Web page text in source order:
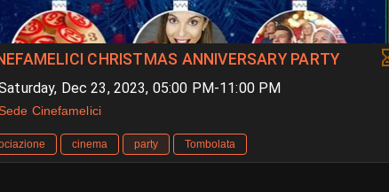
CHRISTMAS ANNIVERSARY PARTY
Dec 23, 2023, 05:00 PM-11:00 PM
Cinefamelici
cinema party Tombolata